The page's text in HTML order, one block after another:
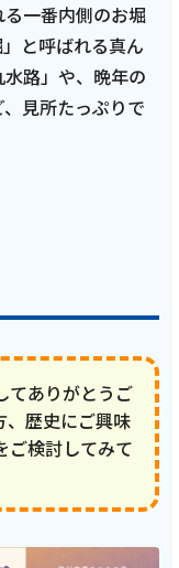
一番内側のお堀
と呼ばれる真ん
路」や、晩年の
見所たっぷりで
てありがとうご
、歴史にご興味
ご検討してみて